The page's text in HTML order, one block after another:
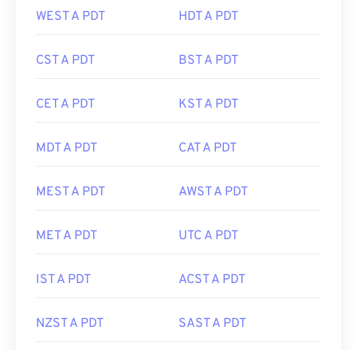
WEST A PDT HDT A PDT
CST A PDT BST A PDT
CET A PDT KST A PDT
MDT A PDT CAT A PDT
MEST A PDT AWST A PDT
MET A PDT UTC A PDT
IST A PDT ACST A PDT
NZST A PDT SAST A PDT